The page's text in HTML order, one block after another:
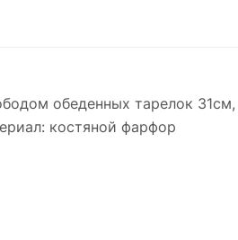
обеденных тарелок
костяной фарфор